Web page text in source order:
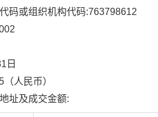
码或组织机构代码:763798612
日
（人民币）
址及成交金额: